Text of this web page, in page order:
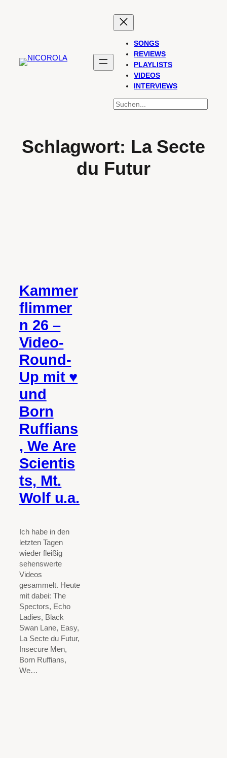
SONGS
REVIEWS
PLAYLISTS
VIDEOS
INTERVIEWS
SUCHEN
Schlagwort: La Secte
du Futur
Kammer
flimmer
n 26 –
Video-
Round-
Up mit ♥
und
Born
Ruffians
, We Are
Scientis
ts, Mt.
Wolf u.a.
Ich habe in den
letzten Tagen
wieder fleißig
sehenswerte
Videos
gesammelt. Heute
mit dabei: The
Spectors, Echo
Ladies, Black
Swan Lane, Easy,
La Secte du Futur,
Insecure Men,
Born Ruffians,
We…